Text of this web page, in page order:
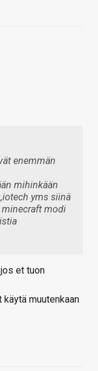
enemmän
mihinkään
yms siinä
minecraft modi
et tuon
muutenkaan